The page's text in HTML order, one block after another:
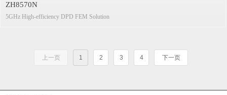
ZH8570N
5GHz High-efficiency DPD FEM Solution
上一页 1 2 3 4 下一页